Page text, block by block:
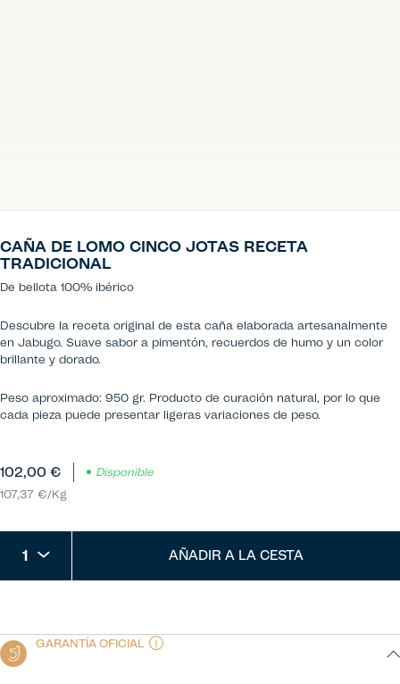
CAÑA DE LOMO CINCO JOTAS RECETA
TRADICIONAL
De bellota 100% ibérico
Descubre la receta original de esta caña elaborada artesanalmente
en Jabugo. Suave sabor a pimentón, recuerdos de humo y un color
brillante y dorado.
Peso aproximado: 950 gr. Producto de curación natural, por lo que
cada pieza puede presentar ligeras variaciones de peso.
102,00 €
Disponible
107,37 €/Kg
1 AÑADIR A LA CESTA
GARANTÍA OFICIAL